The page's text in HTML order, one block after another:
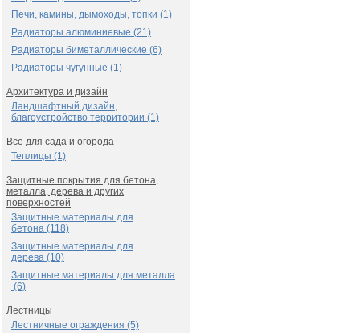
Печи, камины, дымоходы, топки (1)
Радиаторы алюминиевые (21)
Радиаторы биметаллические (6)
Радиаторы чугунные (1)
Архитектура и дизайн
Ландшафтный дизайн,
благоустройство территории (1)
Все для сада и огорода
Теплицы (1)
Защитные покрытия для бетона,
металла, дерева и других
поверхностей
Защитные материалы для
бетона (118)
Защитные материалы для
дерева (10)
Защитные материалы для металла
(6)
Лестницы
Лестничные ограждения (5)